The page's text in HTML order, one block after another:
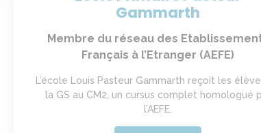
Gammarth
Membre du réseau des
Français à l’Etranger (AEFE)
L’école Louis Pasteur Gammarth reçoit les
la GS au CM2, un cursus complet homologué
l’AEFE.